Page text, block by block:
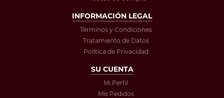
INFORMACIÓN LEGAL
Términos y Condiciones
Tratamiento de Datos
Política de Privacidad
SU CUENTA
Mi Perfil
Mis Pedidos